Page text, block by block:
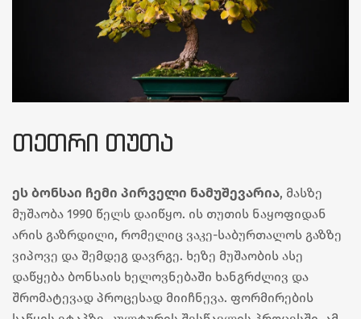
ᲗᲔᲗᲠᲘ ᲗᲣᲗᲐ
ეს ბონსაი ჩემი პირველი ნამუშევარია, მასზე
მუშაობა 1990 წელს დაიწყო. ის თუთის ნაყოფიდან
არის გაზრდილი, რომელიც ვაკე-საბურთალოს გაზზე
ვიპოვე და შემდეგ დავრგე. ხეზე მუშაობის ასე
დაწყება ბონსაის ხელოვნებაში ხანგრძლივ და
შრომატევად პროცესად მიიჩნევა. ფორმირების